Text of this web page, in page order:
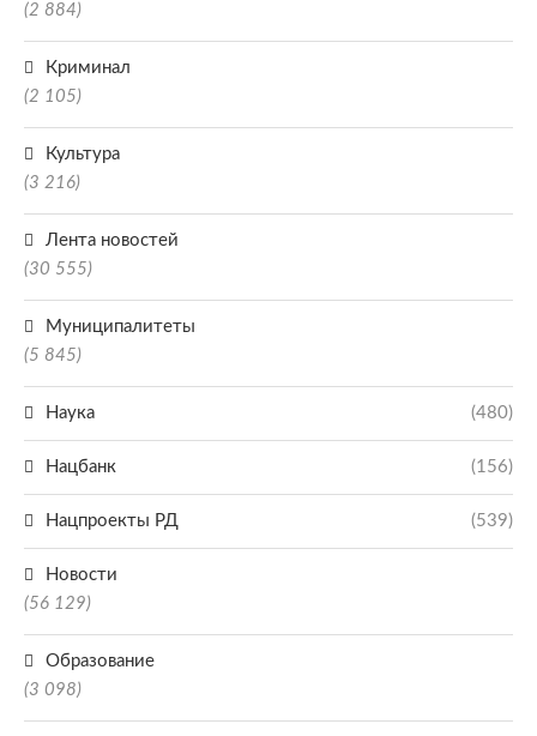
(2 884)
Криминал
(2 105)
Культура
(3 216)
Лента новостей
(30 555)
Муниципалитеты
(5 845)
Наука (480)
Нацбанк (156)
Нацпроекты РД (539)
Новости
(56 129)
Образование
(3 098)